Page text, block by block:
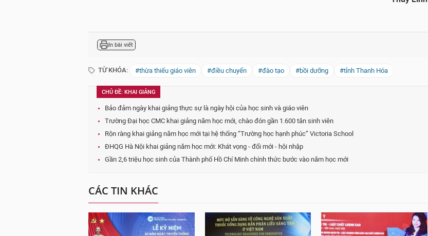
In bài viết
TỪ KHÓA: #thừa thiếu giáo viên #điều chuyển #đào tạo #bồi dưỡng #tỉnh Thanh Hóa
CHỦ ĐỀ: KHAI GIẢNG
Bảo đảm ngày khai giảng thực sự là ngày hội của học sinh và giáo viên
Trường Đại học CMC khai giảng năm học mới, chào đón gần 1.600 tân sinh viên
Rộn ràng khai giảng năm học mới tại hệ thống “Trường học hạnh phúc” Victoria School
ĐHQG Hà Nội khai giảng năm học mới: Khát vọng - đổi mới - hội nhập
Gần 2,6 triệu học sinh của Thành phố Hồ Chí Minh chính thức bước vào năm học mới
CÁC TIN KHÁC